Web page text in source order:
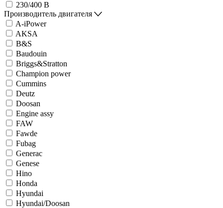
230/400 В
Производитель двигателя
A-iPower
AKSA
B&S
Baudouin
Briggs&Stratton
Champion power
Cummins
Deutz
Doosan
Engine assy
FAW
Fawde
Fubag
Generac
Genese
Hino
Honda
Hyundai
Hyundai/Doosan